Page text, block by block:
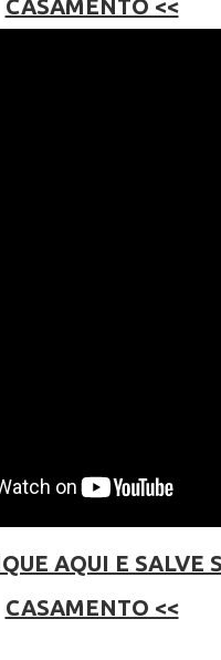
CASAMENTO <<
AQUI E SALVE
CASAMENTO <<